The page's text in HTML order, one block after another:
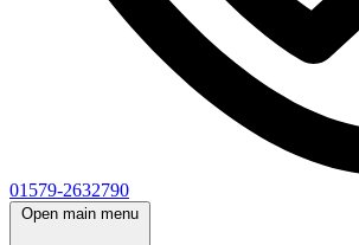
01579-2632790
Open main menu